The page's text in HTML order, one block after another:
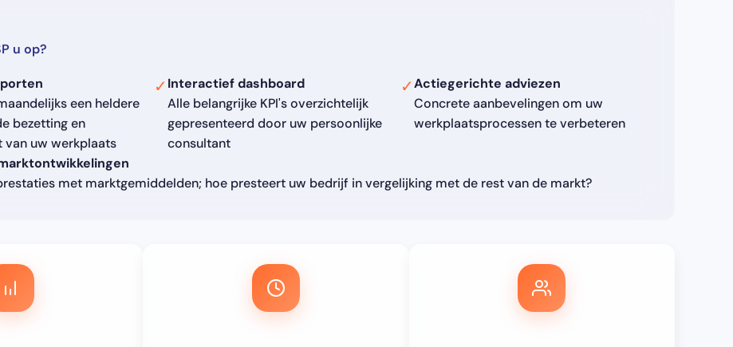
u op?
een heldere
bezetting en
uw werkplaats
✓Interactief dashboard
Alle belangrijke KPI's overzichtelijk
gepresenteerd door uw persoonlijke
consultant
✓Actiegerichte adviezen
Concrete aanbevelingen om uw
werkplaatsprocessen te verbeteren
met marktgemiddelden; hoe presteert uw bedrijf in vergelijking met de rest van de markt?